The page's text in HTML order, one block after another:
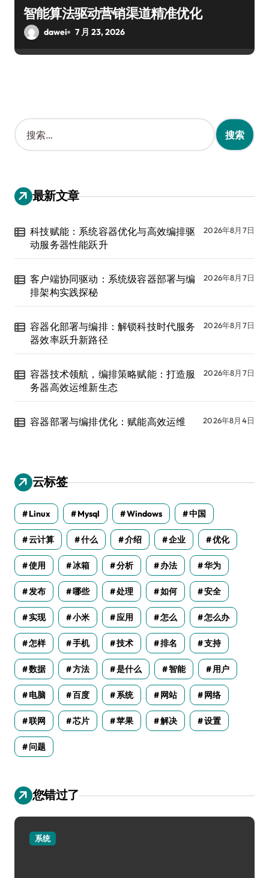
智能算法驱动营销渠道精准优化
dawei 7 月 23, 2026
搜
索
：
最新文章
科技赋能：系统容器优化与高效编排驱
动服务器性能跃升
2026年8月7日
客户端协同驱动：系统级容器部署与编
排架构实践探秘
2026年8月7日
容器化部署与编排：解锁科技时代服务
器效率跃升新路径
2026年8月7日
容器技术领航，编排策略赋能：打造服
务器高效运维新生态
2026年8月7日
容器部署与编排优化：赋能高效运维 2026年8月4日
云标签
Linux Mysql Windows 中国
云计算 什么 介绍 企业 优化
使用 冰箱 分析 办法 华为
发布 哪些 处理 如何 安全
实现 小米 应用 怎么 怎么办
怎样 手机 技术 排名 支持
数据 方法 是什么 智能 用户
电脑 百度 系统 网站 网络
联网 芯片 苹果 解决 设置
问题
您错过了
系统